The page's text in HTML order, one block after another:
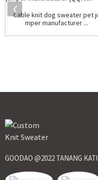
Cable knit dog sweater pet
mper manufacturer ...
GOODAO @2022 TANANG